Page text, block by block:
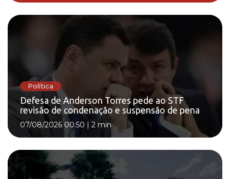
Política
Defesa de Anderson Torres pede ao STF
revisão de condenação e suspensão de pena
07/08/2026 00:50 | 2 min